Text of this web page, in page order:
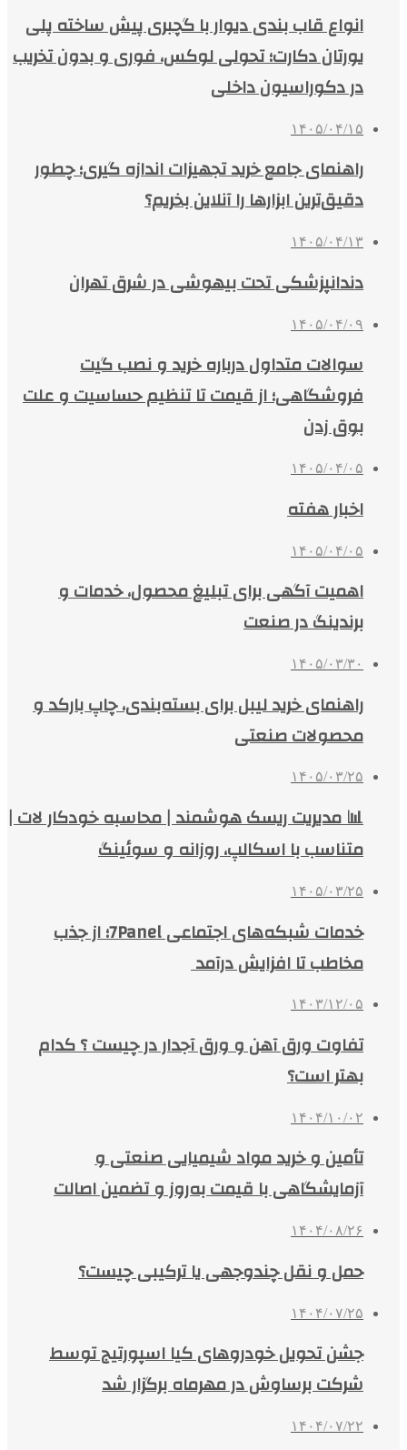
انواع قاب بندی دیوار با گچبری پیش ساخته پلی
یورتان دکارت؛ تحولی لوکس، فوری و بدون تخریب
در دکوراسیون داخلی
۱۴۰۵/۰۴/۱۵
راهنمای جامع خرید تجهیزات اندازه گیری؛ چطور
دقیق‌ترین ابزارها را آنلاین بخریم؟
۱۴۰۵/۰۴/۱۳
دندانپزشکی تحت بیهوشی در شرق تهران
۱۴۰۵/۰۴/۰۹
سوالات متداول درباره خرید و نصب گیت
فروشگاهی؛ از قیمت تا تنظیم حساسیت و علت
بوق زدن
۱۴۰۵/۰۴/۰۵
اخبار هفته
۱۴۰۵/۰۴/۰۵
اهمیت آگهی برای تبلیغ محصول، خدمات و
برندینگ در صنعت
۱۴۰۵/۰۳/۳۰
راهنمای خرید لیبل برای بسته‌بندی، چاپ بارکد و
محصولات صنعتی
۱۴۰۵/۰۳/۲۵
📊 مدیریت ریسک هوشمند | محاسبه خودکار لات |
متناسب با اسکالپ، روزانه و سوئینگ
۱۴۰۵/۰۳/۲۵
خدمات شبکه‌های اجتماعی 7Panel؛ از جذب
مخاطب تا افزایش درآمد
۱۴۰۳/۱۲/۰۵
تفاوت ورق آهن و ورق آجدار در چیست ؟ کدام
بهتر است؟
۱۴۰۴/۱۰/۰۲
تأمین و خرید مواد شیمیایی صنعتی و
آزمایشگاهی با قیمت به‌روز و تضمین اصالت
۱۴۰۴/۰۸/۲۶
حمل و نقل چندوجهی یا ترکیبی چیست؟
۱۴۰۴/۰۷/۲۵
جشن تحویل خودروهای کیا اسپورتیج توسط
شرکت برساوش در مهرماه برگزار شد
۱۴۰۴/۰۷/۲۲